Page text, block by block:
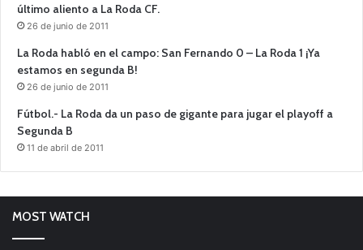
último aliento a La Roda CF.
26 de junio de 2011
La Roda habló en el campo: San Fernando 0 – La Roda 1 ¡Ya
estamos en segunda B!
26 de junio de 2011
Fútbol.- La Roda da un paso de gigante para jugar el playoff a
Segunda B
11 de abril de 2011
MOST WATCH